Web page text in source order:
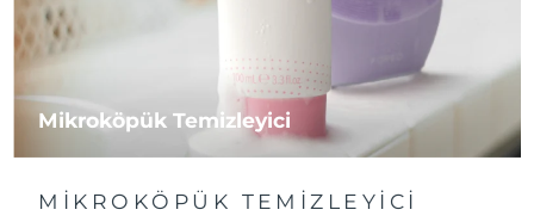
Mikroköpük Temizleyici
MIKROKÖPÜK TEMIZLEYICI